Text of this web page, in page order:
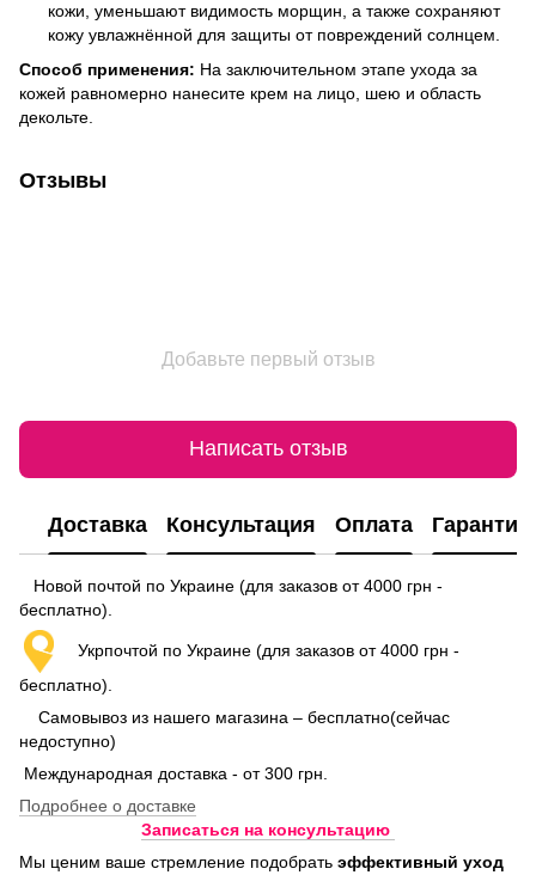
кожи, уменьшают видимость морщин, а также сохраняют
кожу увлажнённой для защиты от повреждений солнцем.
Способ применения: На заключительном этапе ухода за
кожей равномерно нанесите крем на лицо, шею и область
декольте.
Отзывы
Добавьте первый отзыв
Написать отзыв
Доставка Консультация Оплата Гарантия
Новой почтой по Украине (для заказов от 4000 грн -
бесплатно).
Укрпочтой по Украине (для заказов от 4000 грн -
бесплатно).
Самовывоз из нашего магазина – бесплатно(сейчас
недоступно)
Международная доставка - от 300 грн.
Подробнее о доставке
Записаться на консультацию
Мы ценим ваше стремление подобрать эффективный уход